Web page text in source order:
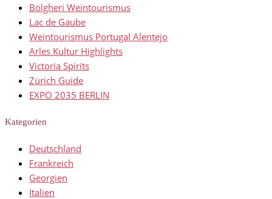
Bolgheri Weintourismus
Lac de Gaube
Weintourismus Portugal Alentejo
Arles Kultur Highlights
Victoria Spirits
Zürich Guide
EXPO 2035 BERLIN
Kategorien
Deutschland
Frankreich
Georgien
Italien